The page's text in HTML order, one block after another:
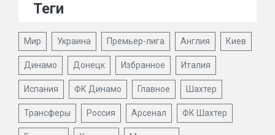
Теги
Мир Украина Премьер-лига Англия Киев
Динамо Донецк Избранное Италия
Испания ФК Динамо Главное Шахтер
Трансферы Россия Арсенал ФК Шахтер